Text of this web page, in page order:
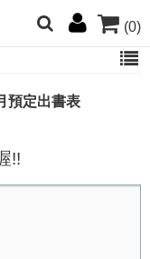
(0)
預定出書表
!!